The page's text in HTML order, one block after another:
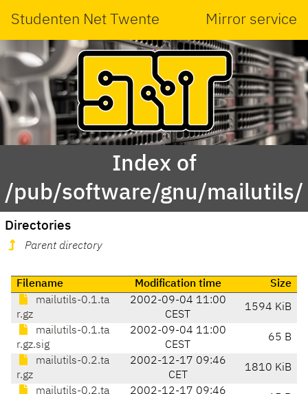
Studenten Net Twente Mirror service
Index of
/pub/software/gnu/mailutils/
Directories
Parent directory
Filename Modification time
Size
mailutils-0.1.ta
r.gz
2002-09-04 11:00
CEST
1594 KiB
mailutils-0.1.ta
r.gz.sig
2002-09-04 11:00
CEST
65 B
mailutils-0.2.ta
r.gz
2002-12-17 09:46
CET
1810 KiB
mailutils-0.2.ta
2002-12-17 09:46